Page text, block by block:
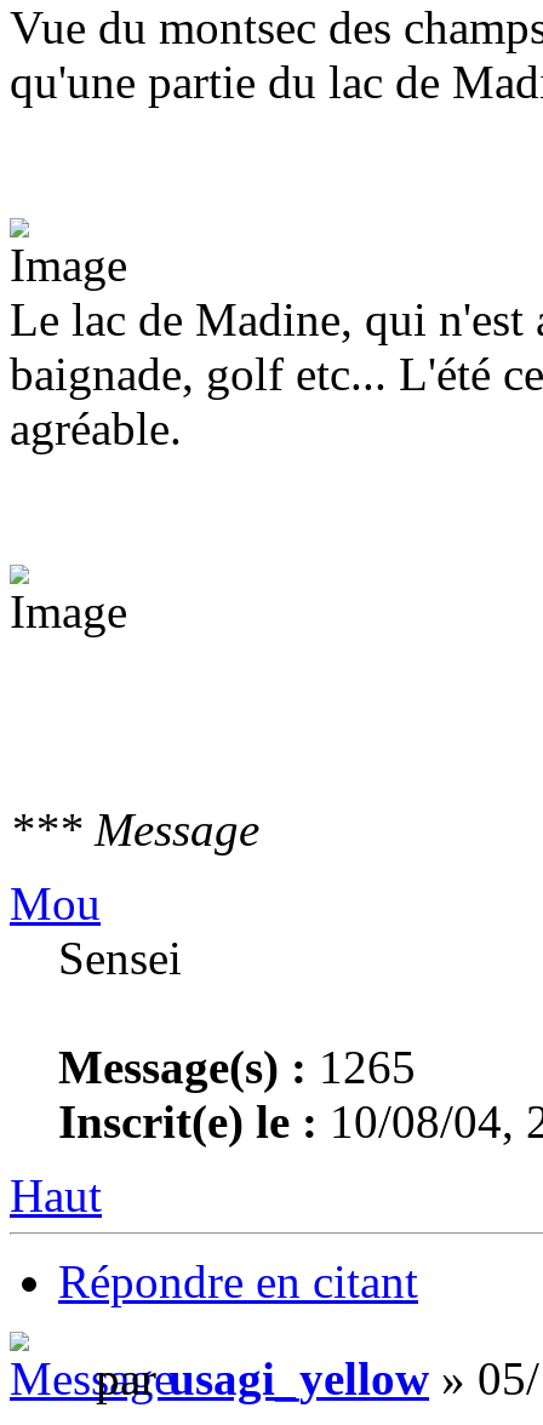
Vue du montsec des
qu'une partie du lac de
Le lac de Madine, qui n'est
baignade, golf etc... L'été
agréable.
*** Message
Mou
Sensei
Message(s) : 1265
Inscrit(e) le : 10/08/04,
Haut
Répondre en citant
parusagi_yellow »